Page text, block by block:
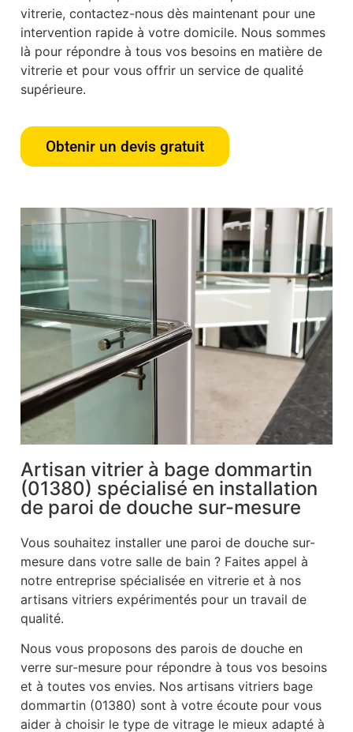
vitrerie, contactez-nous dès maintenant pour une
intervention rapide à votre domicile. Nous sommes
là pour répondre à tous vos besoins en matière de
vitrerie et pour vous offrir un service de qualité
supérieure.
Obtenir un devis gratuit
Artisan vitrier à bage dommartin
(01380) spécialisé en installation
de paroi de douche sur-mesure
Vous souhaitez installer une paroi de douche sur-
mesure dans votre salle de bain ? Faites appel à
notre entreprise spécialisée en vitrerie et à nos
artisans vitriers expérimentés pour un travail de
qualité.
Nous vous proposons des parois de douche en
verre sur-mesure pour répondre à tous vos besoins
et à toutes vos envies. Nos artisans vitriers bage
dommartin (01380) sont à votre écoute pour vous
aider à choisir le type de vitrage le mieux adapté à